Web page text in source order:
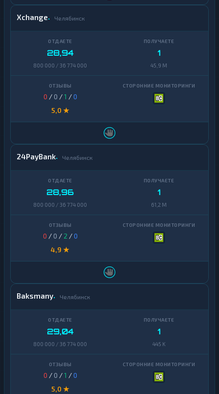
Xchange Челябинск
28,94
800 000 / 36 774 000
1
45,9 M
0 / 0 /1 /0
5,0 ★
24PayBank Челябинск
28,96
800 000 / 36 774 000
1
61,2 M
0 / 0 / 2 /0
4,9 ★
Baksmany Челябинск
29,04
800 000 / 36 774 000
1
445 K
0 / 0 /1 /0
5,0 ★